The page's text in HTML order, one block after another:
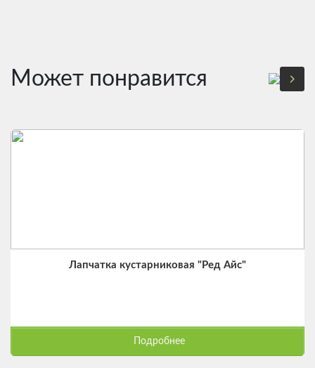
Может понравится
Лапчатка кустарниковая "Ред Айс"
Подробнее